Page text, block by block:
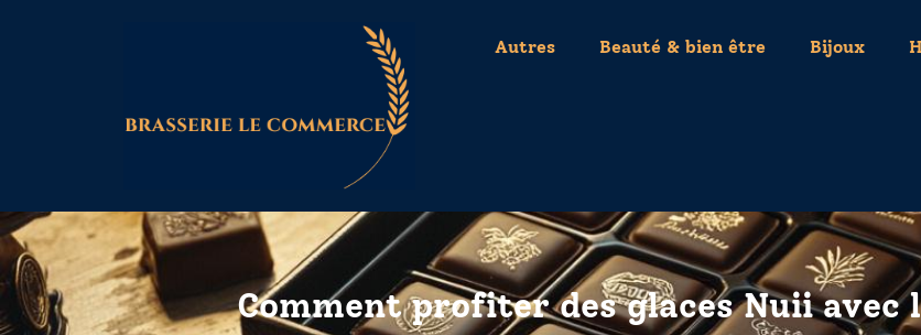
Autres Beauté & bien être Bijoux
Comment profiter des glaces Nuii avec